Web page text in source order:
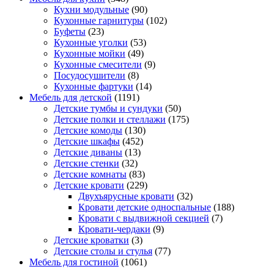
Кухни модульные (90)
Кухонные гарнитуры (102)
Буфеты (23)
Кухонные уголки (53)
Кухонные мойки (49)
Кухонные смесители (9)
Посудосушители (8)
Кухонные фартуки (14)
Мебель для детской (1191)
Детские тумбы и сундуки (50)
Детские полки и стеллажи (175)
Детские комоды (130)
Детские шкафы (452)
Детские диваны (13)
Детские стенки (32)
Детские комнаты (83)
Детские кровати (229)
Двухъярусные кровати (32)
Кровати детские односпальные (188)
Кровати с выдвижной секцией (7)
Кровати-чердаки (9)
Детские кроватки (3)
Детские столы и стулья (77)
Мебель для гостиной (1061)